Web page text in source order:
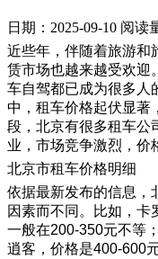
日期：2025-09-10 阅读
近些年，伴随着旅游和
赁市场也越来越受欢迎
车自驾都已成为很多人
中，租车价格起伏显著
段，北京有很多租车公
业，市场竞争激烈，价
北京市租车价格明细
依据最新发布的信息，
因素而不同。比如，卡
一般在200-350元不等
逍客，价格是400-600